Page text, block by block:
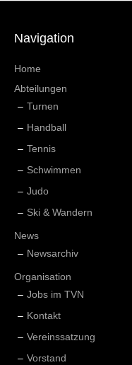
Navigation
Home
Abteilungen
Turnen
Handball
Tennis
Schwimmen
Judo
Ski & Wandern
News
Newsarchiv
Organisation
Jobs im TVN
Kontakt
Vereinssatzung
Vorstand